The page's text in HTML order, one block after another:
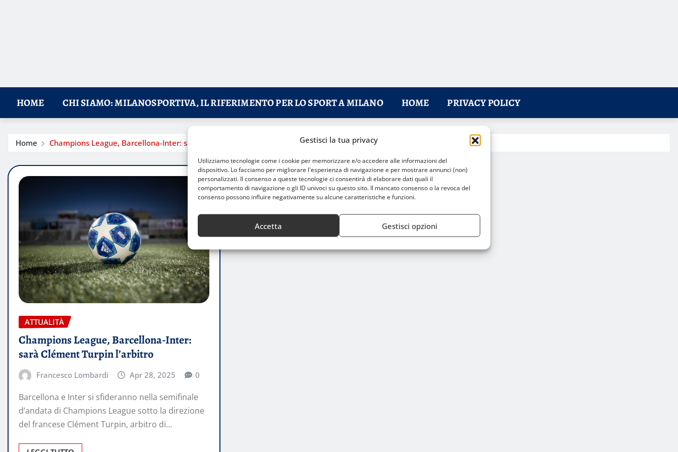
Gestisci la tua privacy
Utilizziamo tecnologie come i cookie per memorizzare e/o accedere alle informazioni del
dispositivo. Lo facciamo per migliorare l'esperienza di navigazione e per mostrare annunci (non)
personalizzati. Il consenso a queste tecnologie ci consentirà di elaborare dati quali il
comportamento di navigazione o gli ID univoci su questo sito. Il mancato consenso o la revoca del
consenso possono influire negativamente su alcune caratteristiche e funzioni.
Accetta Gestisci opzioni
HOME CHI SIAMO: MILANOSPORTIVA, IL RIFERIMENTO PER LO SPORT A MILANO HOME PRIVACY POLICY
Home Champions League, Barcellona-Inter: sarà Clément Turpin l’arbitro
ATTUALITÀ
Champions League, Barcellona-Inter:
sarà Clément Turpin l’arbitro
Francesco Lombardi Apr 28, 2025 0
Barcellona e Inter si sfideranno nella semifinale
d’andata di Champions League sotto la direzione
del francese Clément Turpin, arbitro di…